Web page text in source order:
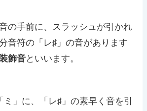
の手前に、スラッシュが引かれ
音符の「レ♯」の音があります
飾音といいます。
」に、「レ♯」の素早く音を引